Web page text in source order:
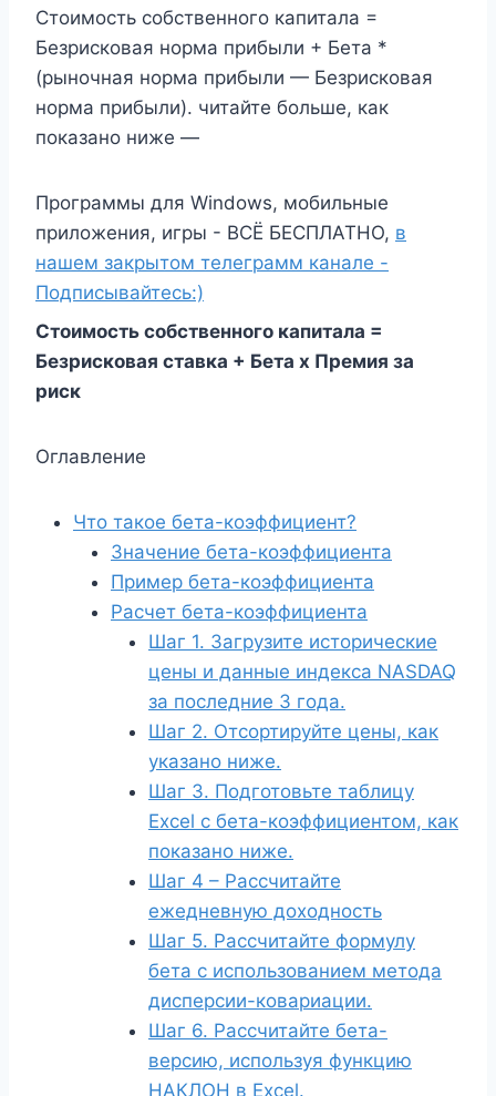
Стоимость собственного капитала =
Безрисковая норма прибыли + Бета *
(рыночная норма прибыли — Безрисковая
норма прибыли). читайте больше, как
показано ниже —
Программы для Windows, мобильные
приложения, игры - ВСЁ БЕСПЛАТНО, в
нашем закрытом телеграмм канале -
Подписывайтесь:)
Стоимость собственного капитала =
Безрисковая ставка + Бета x Премия за
риск
Оглавление
Что такое бета-коэффициент?
Значение бета-коэффициента
Пример бета-коэффициента
Расчет бета-коэффициента
Шаг 1. Загрузите исторические
цены и данные индекса NASDAQ
за последние 3 года.
Шаг 2. Отсортируйте цены, как
указано ниже.
Шаг 3. Подготовьте таблицу
Excel с бета-коэффициентом, как
показано ниже.
Шаг 4 – Рассчитайте
ежедневную доходность
Шаг 5. Рассчитайте формулу
бета с использованием метода
дисперсии-ковариации.
Шаг 6. Рассчитайте бета-
версию, используя функцию
НАКЛОН в Excel.